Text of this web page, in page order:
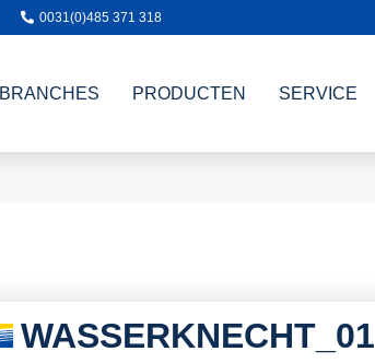
0031(0)485 371 318
BRANCHES PRODUCTEN SERVICE
WASSERKNECHT_01